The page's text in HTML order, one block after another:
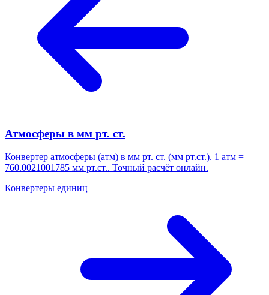
Атмосферы в мм рт. ст.
Конвертер атмосферы (атм) в мм рт. ст. (мм рт.ст.). 1 атм =
760.0021001785 мм рт.ст.. Точный расчёт онлайн.
Конвертеры единиц